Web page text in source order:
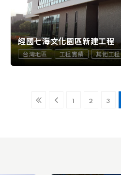
經國七海文化園區新建工程
台灣地區 工程實績 其他工程
1 2 3